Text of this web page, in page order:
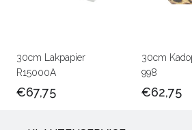
30cm Lakpapier
R15000A
€67,75
30cm
998
€62,75